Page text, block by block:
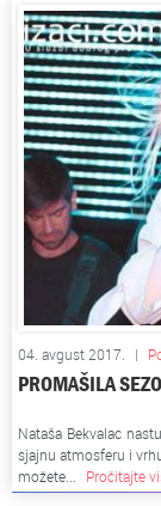
04. avgust 2017. |
PROMAŠILA
Nataša Bekvalac
sjajnu atmosferu i
možete...
Pročitajte